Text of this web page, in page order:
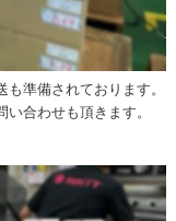
も準備されております。
合わせも頂きます。